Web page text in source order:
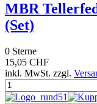
MBR
(Set)
0 Sterne
15,05 CHF
inkl. MwSt. zzgl.